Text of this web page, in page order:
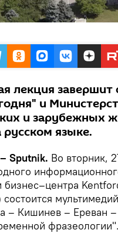
лекция
и
и зарубежных
языке.
Sputnik. Во вторник,
бизнес–центра
– Кишинев – Ереван
фразеологии".